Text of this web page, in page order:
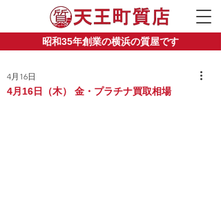
昭和35年創業の横浜の質屋です
4月16日（木） 金・プラチナ買取相場
4月16日